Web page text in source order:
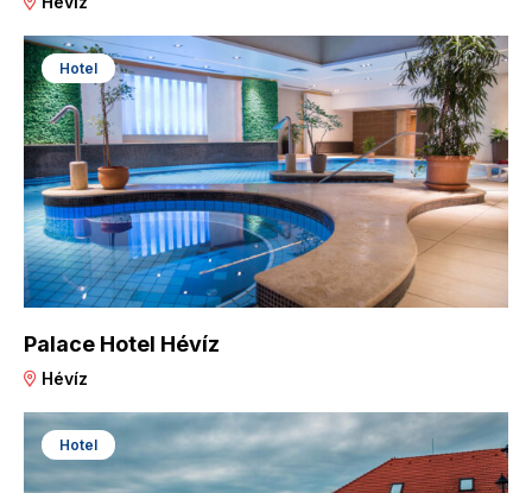
Hotel
Palace Hotel Hévíz
Hévíz
Hotel